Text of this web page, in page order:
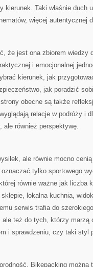
kierunek. Taki właśnie duch
więcej autentycznej
że jest ona zbiorem
i emocjonalnej
kierunek, jak
jak poradzić
obecne są także
relacje w podróży i
również perspektywę.
ale równie mocno
tylko sportowego
równie ważne jak liczba
lokalna kuchnia,
serwis trafia do
też do tych, którzy marzą
i sprawdzeniu, czy taki styl
Bikepacking można